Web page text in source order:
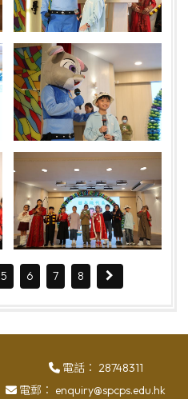
5 6 7 8
電話： 28748311
電郵： enquiry@spcps.edu.hk